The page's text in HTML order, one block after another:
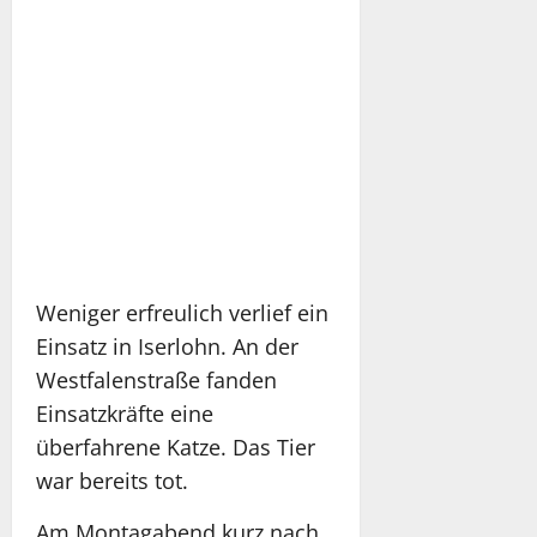
Weniger erfreulich verlief ein
Einsatz in Iserlohn. An der
Westfalenstraße fanden
Einsatzkräfte eine
überfahrene Katze. Das Tier
war bereits tot.